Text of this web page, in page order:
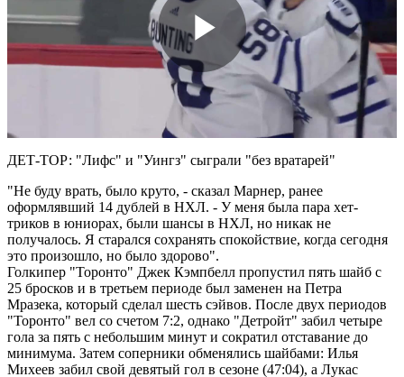
Play
Video
ДЕТ-ТОР: "Лифс" и "Уингз" сыграли "без вратарей"
"Не буду врать, было круто, - сказал Марнер, ранее
оформлявший 14 дублей в НХЛ. - У меня была пара хет-
триков в юниорах, были шансы в НХЛ, но никак не
получалось. Я старался сохранять спокойствие, когда сегодня
это произошло, но было здорово".
Голкипер "Торонто" Джек Кэмпбелл пропустил пять шайб с
25 бросков и в третьем периоде был заменен на Петра
Мразека, который сделал шесть сэйвов. После двух периодов
"Торонто" вел со счетом 7:2, однако "Детройт" забил четыре
гола за пять с небольшим минут и сократил отставание до
минимума. Затем соперники обменялись шайбами: Илья
Михеев забил свой девятый гол в сезоне (47:04), а Лукас